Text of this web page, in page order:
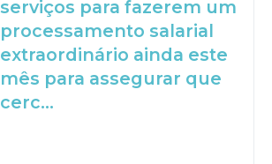
serviços para fazerem um
processamento salarial
extraordinário ainda este
mês para assegurar que
cerc...